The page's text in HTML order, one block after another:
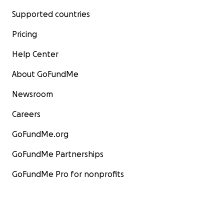
Supported countries
Pricing
Help Center
About GoFundMe
Newsroom
Careers
GoFundMe.org
GoFundMe Partnerships
GoFundMe Pro for nonprofits